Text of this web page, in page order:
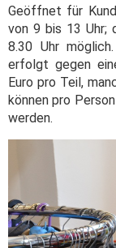
Geöffnet für
von 9 bis 13 Uhr;
8.30 Uhr
erfolgt gegen
Euro pro Teil,
können pro
werden.